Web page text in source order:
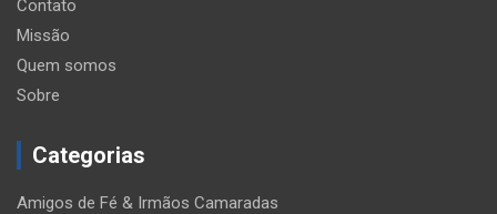
Contato
Missão
Quem somos
Sobre
Categorias
Amigos de Fé & Irmãos Camaradas